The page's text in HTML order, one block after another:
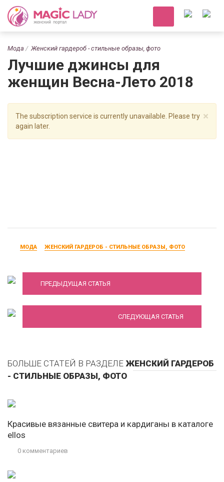
Мода Женский гардероб - стильные образы, фото
Лучшие джинсы для
женщин Весна-Лето 2018
×
The subscription service is currently unavailable. Please try
again later.
МОДА ЖЕНСКИЙ ГАРДЕРОБ - СТИЛЬНЫЕ ОБРАЗЫ, ФОТО
ПРЕДЫДУЩАЯ СТАТЬЯ
Какое вечернее платье подойдет для
вашего типа фигуры
СЛЕДУЮЩАЯ СТАТЬЯ
БОЛЬШЕ СТАТЕЙ В РАЗДЕЛЕ ЖЕНСКИЙ ГАРДЕРОБ
- СТИЛЬНЫЕ ОБРАЗЫ, ФОТО
Красивые вязанные свитера и кардиганы в каталоге
ellos
0 комментариев